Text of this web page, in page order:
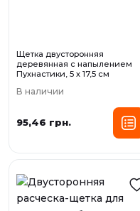
Щетка двусторонняя
деревянная с напылением
Пухнастики, 5 х 17,5 см
В наличии
95,46 грн.